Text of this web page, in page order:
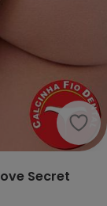
Secret